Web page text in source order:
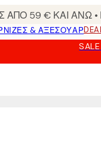
59 € ΚΑΙ ΑΝΩ
& ΑΞΕΣΟΥΆΡ